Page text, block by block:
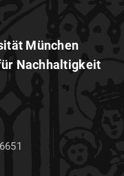
München
Nachhaltigkeit